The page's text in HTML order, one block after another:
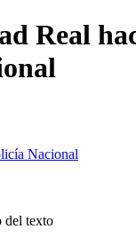
Real
Nacional